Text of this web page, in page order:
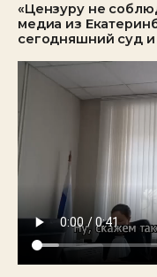
«Цензуру не
медиа из
сегодняшний суд и